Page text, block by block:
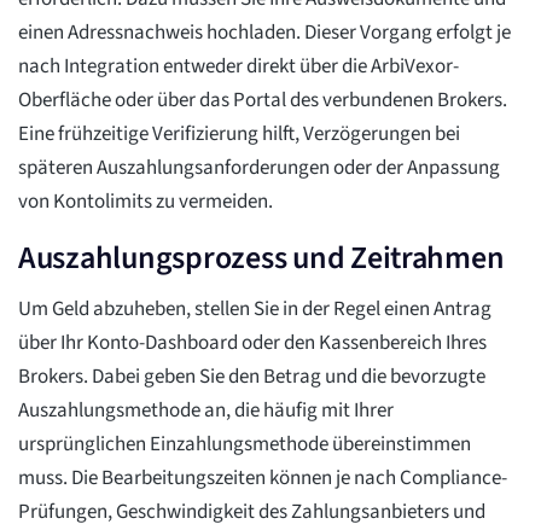
einen Adressnachweis hochladen. Dieser Vorgang erfolgt je
nach Integration entweder direkt über die ArbiVexor-
Oberfläche oder über das Portal des verbundenen Brokers.
Eine frühzeitige Verifizierung hilft, Verzögerungen bei
späteren Auszahlungsanforderungen oder der Anpassung
von Kontolimits zu vermeiden.
Auszahlungsprozess und Zeitrahmen
Um Geld abzuheben, stellen Sie in der Regel einen Antrag
über Ihr Konto-Dashboard oder den Kassenbereich Ihres
Brokers. Dabei geben Sie den Betrag und die bevorzugte
Auszahlungsmethode an, die häufig mit Ihrer
ursprünglichen Einzahlungsmethode übereinstimmen
muss. Die Bearbeitungszeiten können je nach Compliance-
Prüfungen, Geschwindigkeit des Zahlungsanbieters und